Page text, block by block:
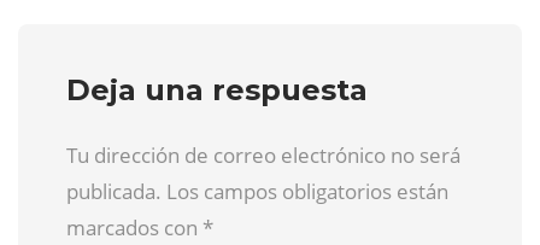
Deja una respuesta
Tu dirección de correo electrónico no será
publicada. Los campos obligatorios están
marcados con *